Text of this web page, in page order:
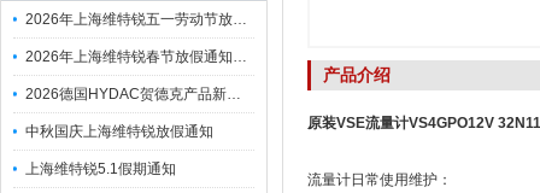
2026年上海维特锐五一劳动节放假通知
2026年上海维特锐春节放假通知及调班安排
2026德国HYDAC贺德克产品新到一批现货
中秋国庆上海维特锐放假通知
上海维特锐5.1假期通知
产品介绍
原装VSE流量计VS4GPO12V
流量计日常使用维护：